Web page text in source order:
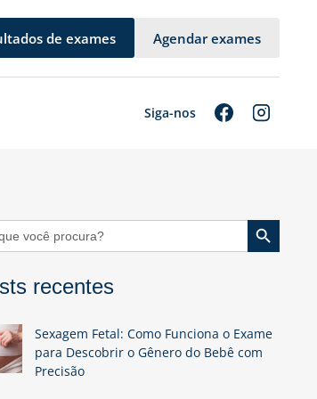
de exames Agendar exames
Siga-nos
Search Button
recentes
Sexagem Fetal: Como Funciona o Exame
para Descobrir o Gênero do Bebê com
Precisão